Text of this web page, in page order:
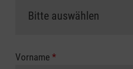
Die notwendigen
zuständigen
Vorname *